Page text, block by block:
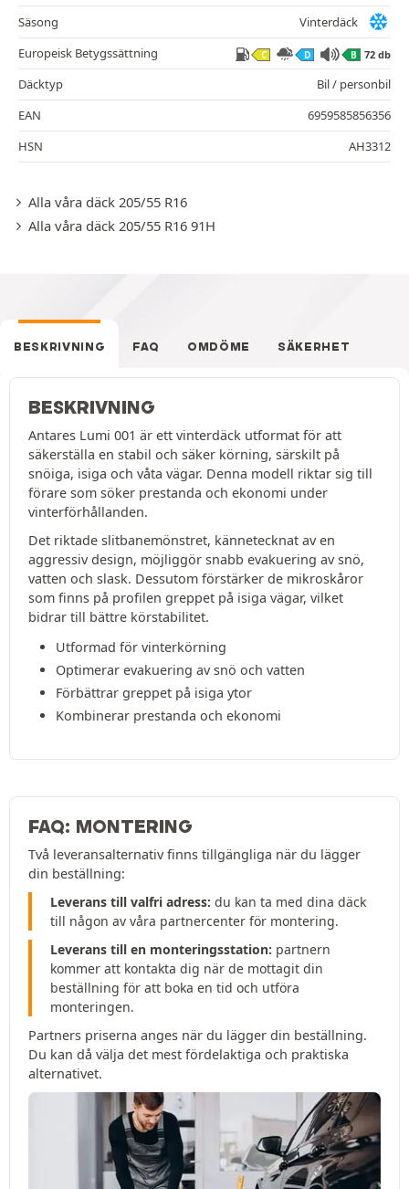
Säsong
Vinterdäck
Europeisk Betygssättning
C D B 72 db
Däcktyp
Bil / personbil
EAN
6959585856356
HSN
AH3312
Alla våra däck 205/55 R16
Alla våra däck 205/55 R16 91H
BESKRIVNING FAQ OMDÖME SÄKERHET
BESKRIVNING
Antares Lumi 001 är ett vinterdäck utformat för att
säkerställa en stabil och säker körning, särskilt på
snöiga, isiga och våta vägar. Denna modell riktar sig till
förare som söker prestanda och ekonomi under
vinterförhållanden.
Det riktade slitbanemönstret, kännetecknat av en
aggressiv design, möjliggör snabb evakuering av snö,
vatten och slask. Dessutom förstärker de mikroskåror
som finns på profilen greppet på isiga vägar, vilket
bidrar till bättre körstabilitet.
Utformad för vinterkörning
Optimerar evakuering av snö och vatten
Förbättrar greppet på isiga ytor
Kombinerar prestanda och ekonomi
FAQ: MONTERING
Två leveransalternativ finns tillgängliga när du lägger
din beställning:
Leverans till valfri adress: du kan ta med dina däck
till någon av våra partnercenter för montering.
Leverans till en monteringsstation: partnern
kommer att kontakta dig när de mottagit din
beställning för att boka en tid och utföra
monteringen.
Partners priserna anges när du lägger din beställning.
Du kan då välja det mest fördelaktiga och praktiska
alternativet.